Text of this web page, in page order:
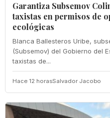
Garantiza Subsemov
taxistas en permisos de
ecológicas
Blanca Ballesteros Uribe,
(Subsemov) del Gobierno del
taxistas de...
Hace 12 horasSalvador Jacobo